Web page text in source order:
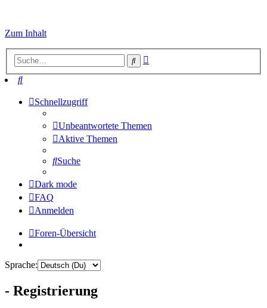
Zum Inhalt
Suche
Suche
Schnellzugriff
Unbeantwortete Themen
Aktive Themen
Suche
Dark mode
FAQ
Anmelden
Foren-Übersicht
Sprache:
- Registrierung